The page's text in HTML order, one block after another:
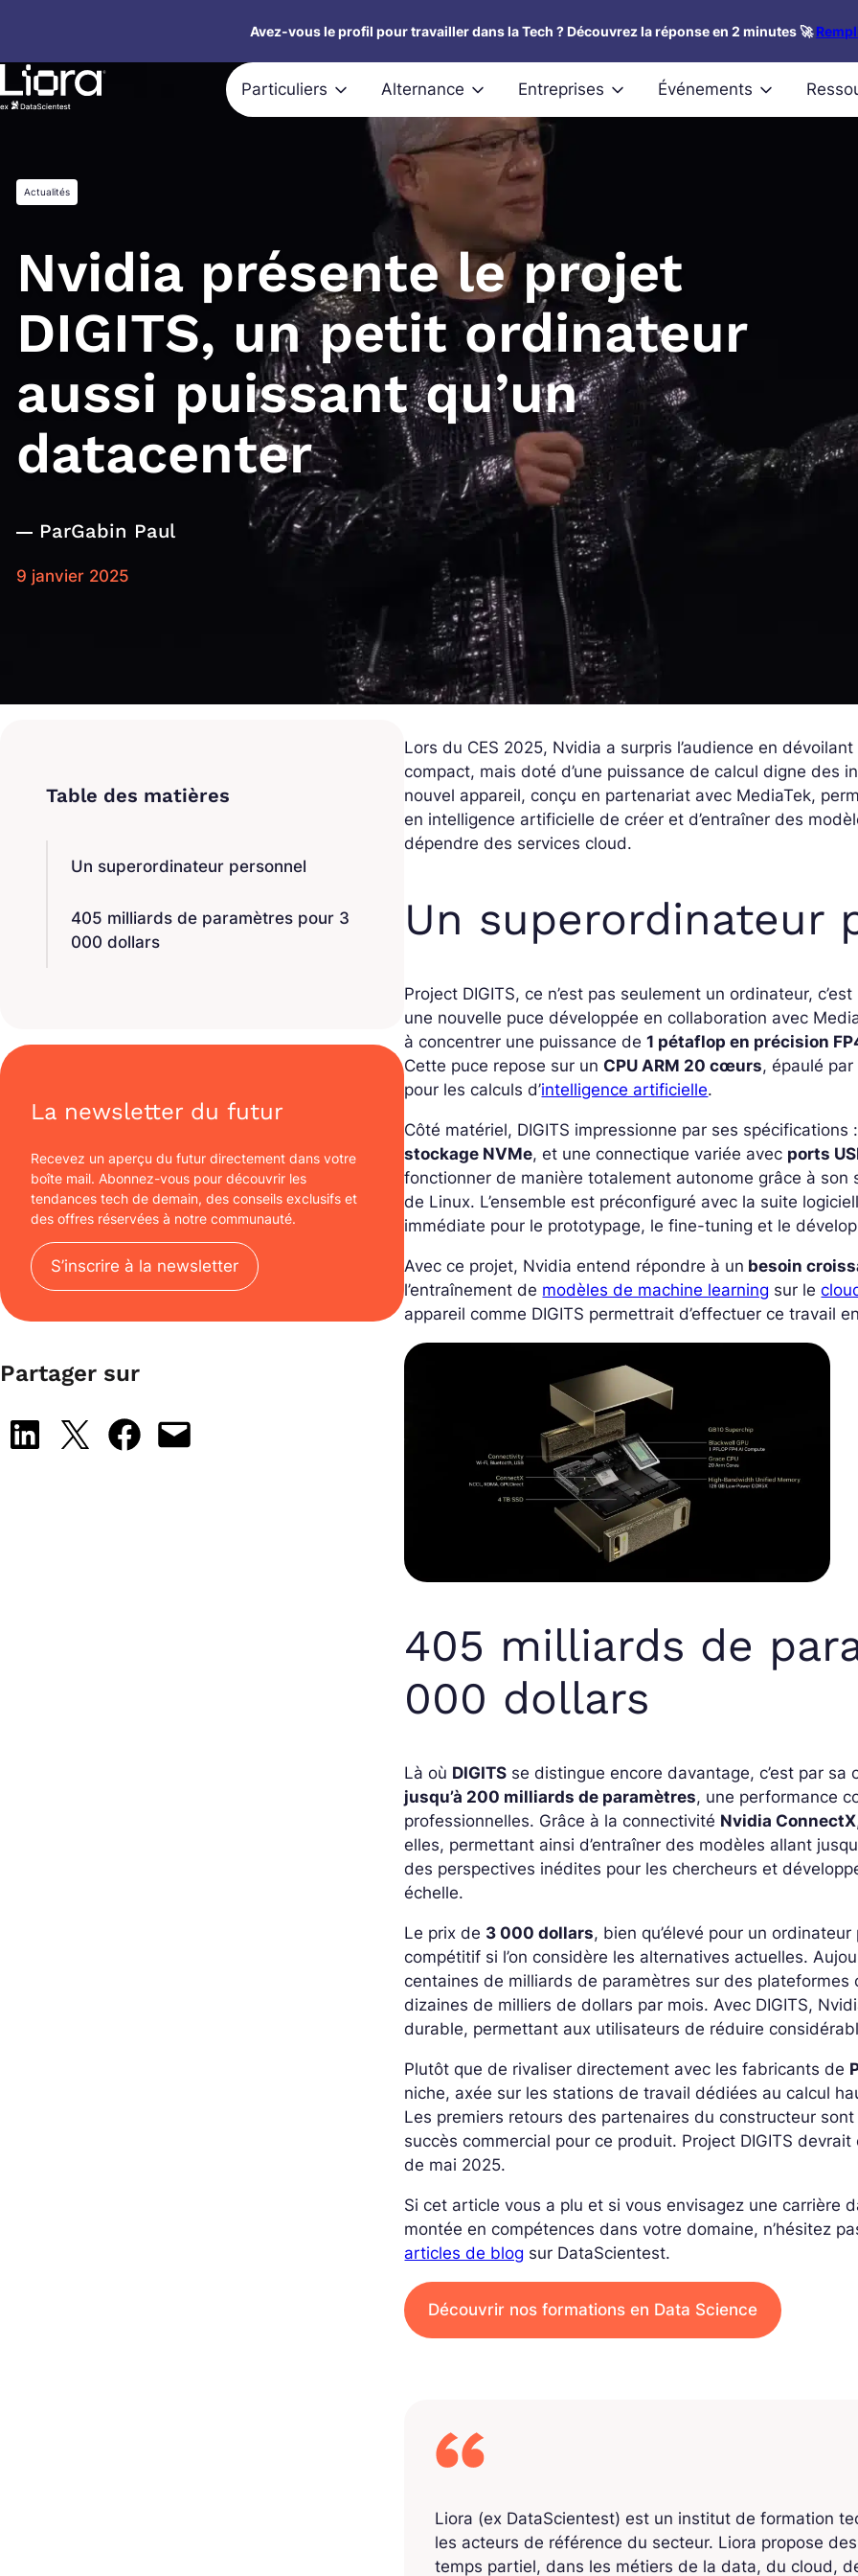
contenu
Avez-vous le profil pour travailler dans la Tech ? Découvrez la réponse en 2 minutes 🚀
Particuliers Alternance Entreprises Événements
Actualités
Nvidia présente le projet
DIGITS, un petit ordinateur
aussi puissant qu’un
datacenter
ParGabin Paul
9 janvier 2025
Un superordinateur personnel
405 milliards de paramètres pour 3
000 dollars
La newsletter du futur
Recevez un aperçu du futur directement dans votre
boîte mail. Abonnez-vous pour découvrir les
tendances tech de demain, des conseils exclusifs et
des offres réservées à notre communauté.
S’inscrire à la newsletter
Partager sur
Share on LinkedIn
Share on X Share on Facebook
Email this Page
Lors du CES 2025, Nvidia a surpris l’audience en
compact, mais doté d’une puissance de calcul digne des
nouvel appareil, conçu en partenariat avec MediaTek,
en intelligence artificielle de créer et d’entraîner des
dépendre des services cloud.
Un superordinateur
Project DIGITS, ce n’est pas seulement un ordinateur,
une nouvelle puce développée en collaboration avec
à concentrer une puissance de1 pétaflop en précision
Cette puce repose sur unCPU ARM 20 cœurs, épaulé
pour les calculs d’intelligence artificielle.
Côté matériel, DIGITS impressionne par ses spécifications
stockage NVMe, et une connectique variée avec ports
fonctionner de manière totalement autonome grâce à son
de Linux. L’ensemble est préconfiguré avec la suite
immédiate pour le prototypage, le fine-tuning et le
Avec ce projet, Nvidia entend répondre à un besoin
l’entraînement de modèles de machine learning sur le
appareil comme DIGITS permettrait d’effectuer ce travail
405 milliards de
000 dollars
Là où DIGITS se distingue encore davantage, c’est par
jusqu’à 200 milliards de paramètres, une performance
professionnelles. Grâce à la connectivité Nvidia ConnectX
elles, permettant ainsi d’entraîner des modèles allant
des perspectives inédites pour les chercheurs et
échelle.
Le prix de 3 000 dollars, bien qu’élevé pour un
compétitif si l’on considère les alternatives actuelles.
centaines de milliards de paramètres sur des
dizaines de milliers de dollars par mois. Avec DIGITS,
durable, permettant aux utilisateurs de réduire
Plutôt que de rivaliser directement avec les fabricants de
niche, axée sur les stations de travail dédiées au calcul
Les premiers retours des partenaires du constructeur
succès commercial pour ce produit. Project DIGITS
de mai 2025.
Si cet article vous a plu et si vous envisagez une carrière
montée en compétences dans votre domaine, n’hésitez
articles de blog sur DataScientest.
Découvrir nos formations en Data Science
Liora (ex DataScientest) est un institut de formation
les acteurs de référence du secteur. Liora propose
temps partiel, dans les métiers de la data, du cloud,